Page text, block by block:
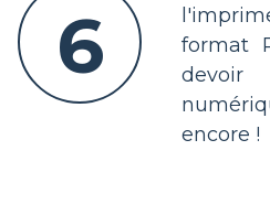
6
format
encore !